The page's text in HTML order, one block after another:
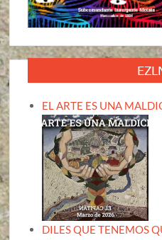
EL ARTE ES UNA
DILES QUE TENEMOS